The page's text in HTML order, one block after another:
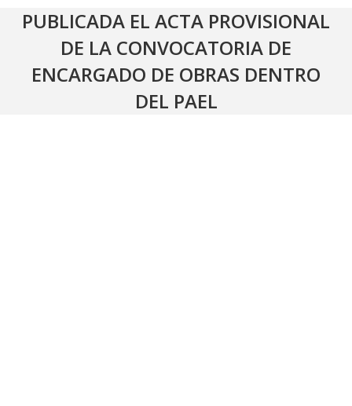
PUBLICADA EL ACTA PROVISIONAL
DE LA CONVOCATORIA DE
ENCARGADO DE OBRAS DENTRO
DEL PAEL